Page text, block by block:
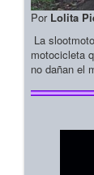
Por Lolita
La
motocicleta
no dañan el